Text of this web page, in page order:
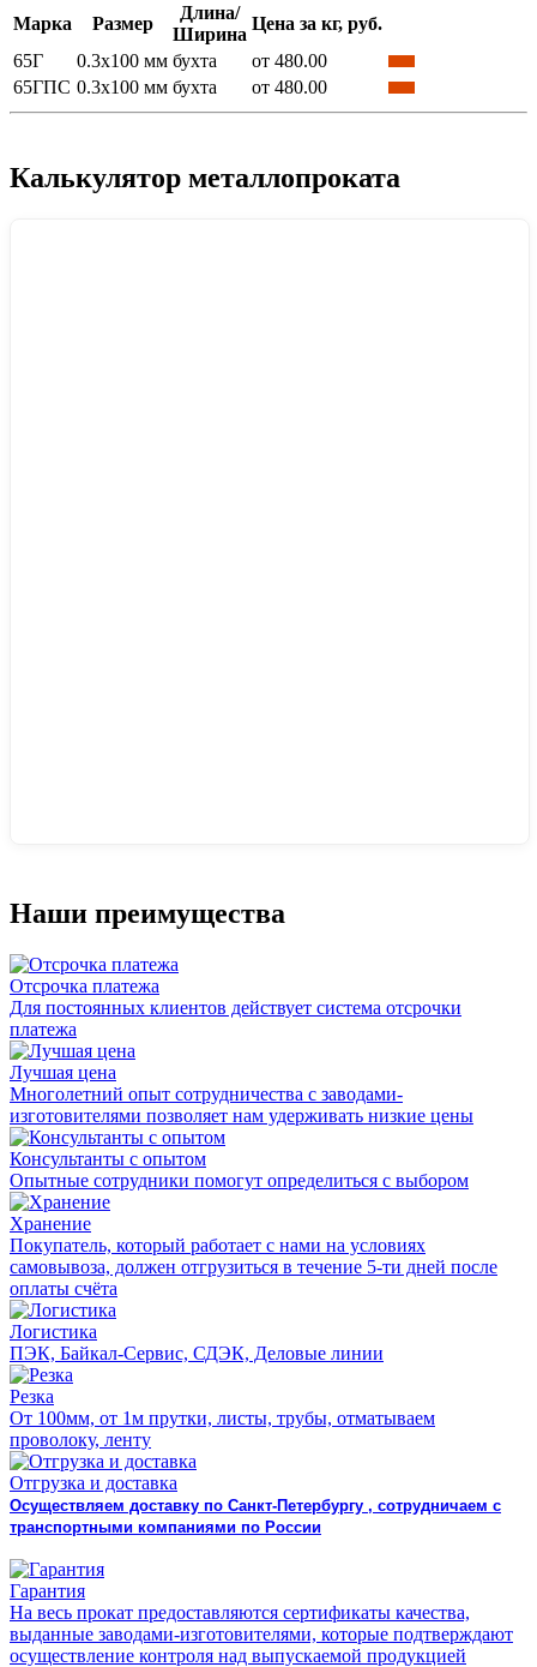
Марка Размер
Длина/
Ширина
Цена за кг, руб.
65Г
0.3x100 мм бухта
от 480.00
65ГПС 0.3x100 мм бухта от 480.00
Калькулятор металлопроката
Наши преимущества
Отсрочка платежа
Для постоянных клиентов действует система отсрочки
платежа
Лучшая цена
Многолетний опыт сотрудничества с заводами-
изготовителями позволяет нам удерживать низкие цены
Консультанты с опытом
Опытные сотрудники помогут определиться с выбором
Хранение
Покупатель, который работает с нами на условиях
самовывоза, должен отгрузиться в течение 5-ти дней после
оплаты счёта
Логистика
ПЭК, Байкал-Сервис, СДЭК, Деловые линии
Резка
От 100мм, от 1м прутки, листы, трубы, отматываем
проволоку, ленту
Отгрузка и доставка
Осуществляем доставку по Санкт-Петербургу , сотрудничаем с
транспортными компаниями по России
Гарантия
На весь прокат предоставляются сертификаты качества,
выданные заводами-изготовителями, которые подтверждают
осуществление контроля над выпускаемой продукцией